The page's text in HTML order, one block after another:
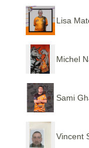
Lisa
Michel
Sami
Vincent